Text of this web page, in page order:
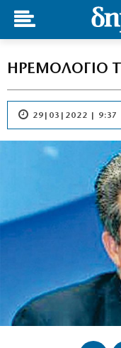
ΗΡΕΜΟΛΟΓΙΟ
29|03|2022 | 9:37